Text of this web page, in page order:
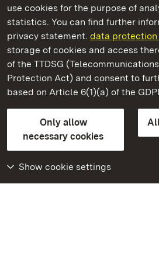
use cookies for the purpose of
statistics. You can find further
privacy statement. data protection
storage of cookies and access
of the TTDSG
Protection Act) and consent to
based on Article 6(1)(a) of the
Only allow
necessary cookies
Show cookie settings
State Palaces and Gardens of
Alpirsbach Monastery
State Palaces and Gardens of
FAQMasthead Data protection
Declaration on barrier-free access
BITV-konform (geprüfte Seiten)